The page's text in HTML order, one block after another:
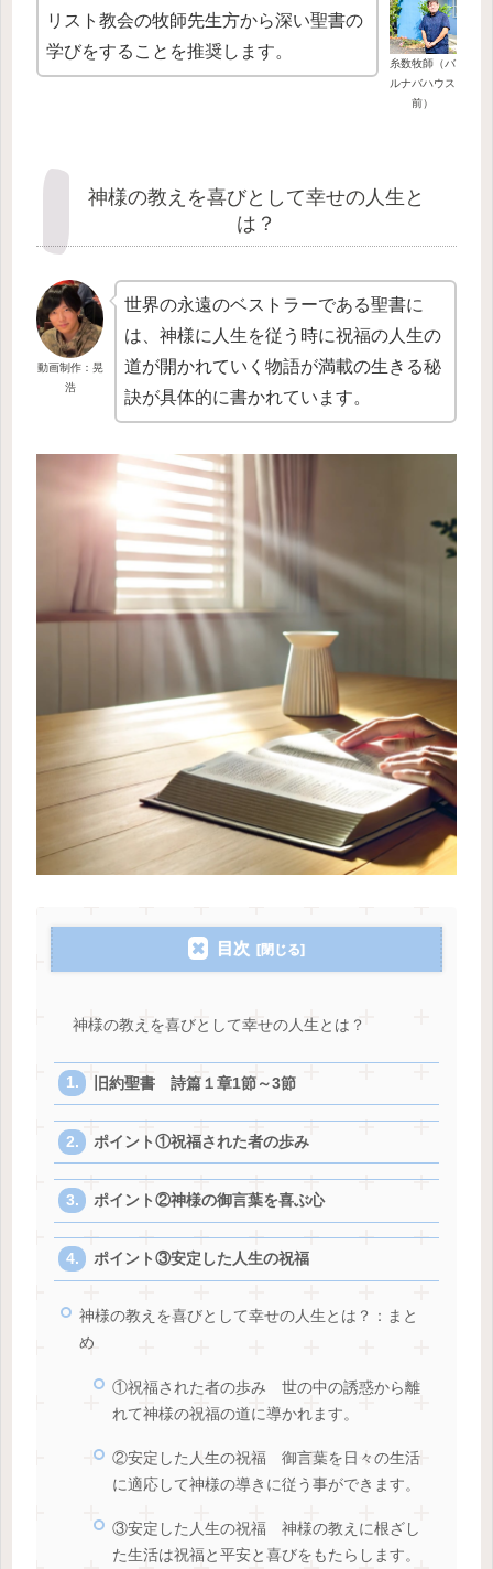
糸数牧師（バ
ルナバハウス
前）
リスト教会の牧師先生方から深い聖書の
学びをすることを推奨します。
神様の教えを喜びとして幸せの人生と
は？
動画制作：晃
浩
世界の永遠のベストラーである聖書に
は、神様に人生を従う時に祝福の人生の
道が開かれていく物語が満載の生きる秘
訣が具体的に書かれています。
目次
神様の教えを喜びとして幸せの人生とは？
旧約聖書 詩篇１章1節～3節
ポイント①祝福された者の歩み
ポイント②神様の御言葉を喜ぶ心
ポイント③安定した人生の祝福
神様の教えを喜びとして幸せの人生とは？：まと
め
①祝福された者の歩み 世の中の誘惑から離
れて神様の祝福の道に導かれます。
②安定した人生の祝福 御言葉を日々の生活
に適応して神様の導きに従う事ができます。
③安定した人生の祝福 神様の教えに根ざし
た生活は祝福と平安と喜びをもたらします。